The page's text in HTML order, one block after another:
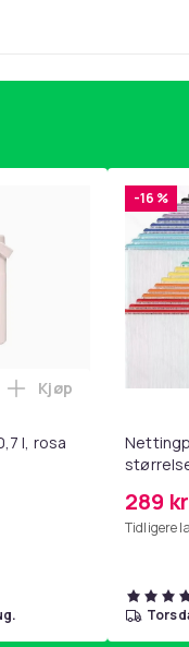
Black i
i handlekurven
l, rosa
Legg Stanley
Kjøp
-16 %
289 kr
Tidligere